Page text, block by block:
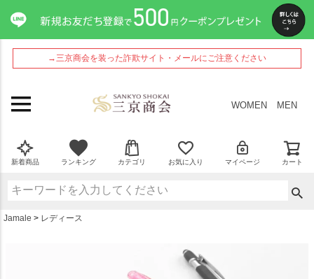
→三京商会を装った詐欺サイト・メールにご注意ください
WOMEN MEN
新着商品 ランキング カテゴリ お気に入り マイページ カート
Jamale レディース
ペー
ジト
ップ
へ